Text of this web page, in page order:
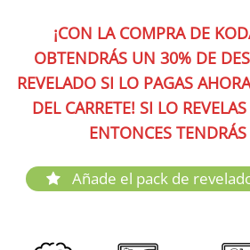
¡CON LA COMPRA DE
OBTENDRÁS UN 30% DE
REVELADO SI LO PAGAS
DEL CARRETE! SI LO
ENTONCES
Añade el pack de